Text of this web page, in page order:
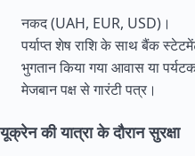
नकद (UAH, EUR, USD)।
पर्याप्त शेष राशि के साथ बैंक
भुगतान किया गया आवास या
मेजबान पक्ष से गारंटी पत्र।
यूक्रेन की यात्रा के दौरान सुरक्षा